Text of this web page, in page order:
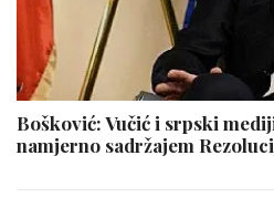
Bošković: Vučić i srpski
namjerno sadržajem